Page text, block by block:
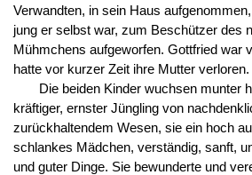
Verwandten, in sein Haus
jung er selbst war, zum Beschützer des
Mühmchens aufgeworfen. Gottfried war
hatte vor kurzer Zeit ihre Mutter verloren.
Die beiden Kinder wuchsen munter
kräftiger, ernster Jüngling von
zurückhaltendem Wesen, sie ein hoch
schlankes Mädchen, verständig, sanft,
und guter Dinge. Sie bewunderte und